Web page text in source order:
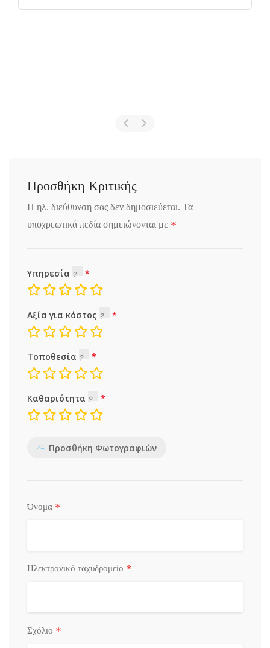
Προσθήκη Κριτικής
Η ηλ. διεύθυνση σας δεν δημοσιεύεται. Τα
υποχρεωτικά πεδία σημειώνονται με *
Υπηρεσία
Αξία για κόστος
Τοποθεσία
Καθαριότητα
Προσθήκη Φωτογραφιών
Όνομα *
Ηλεκτρονικό ταχυδρομείο *
Σχόλιο *